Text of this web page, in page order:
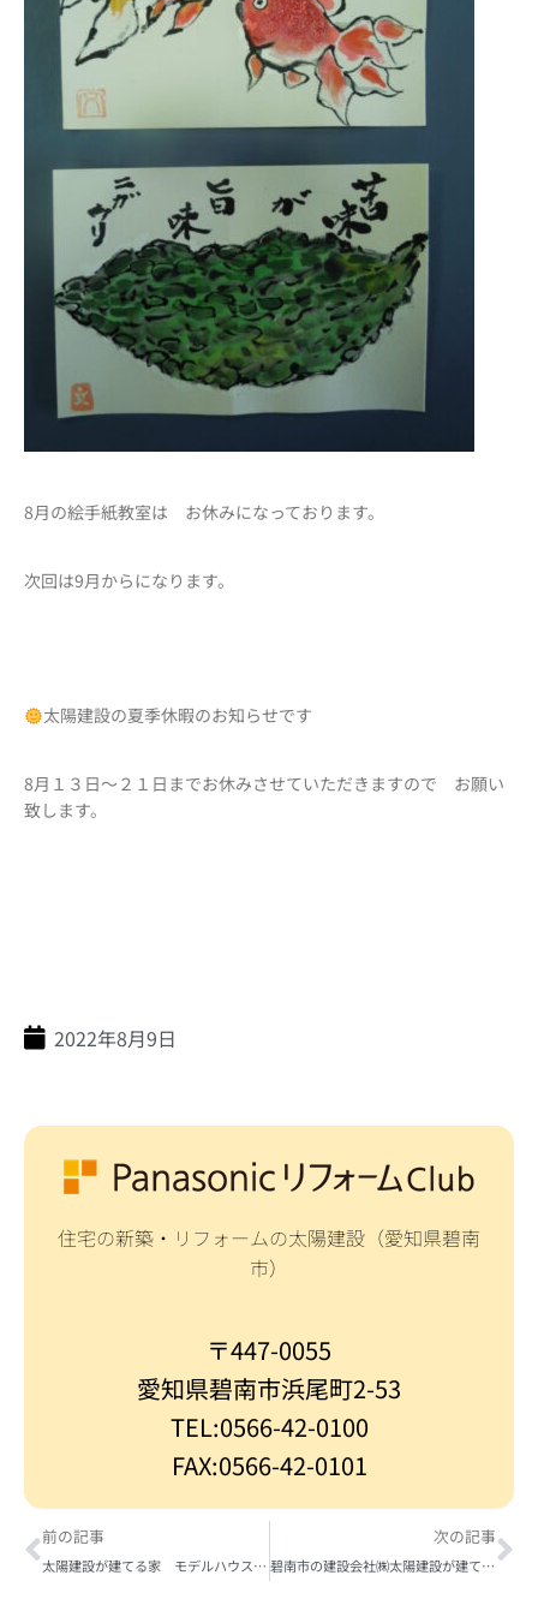
8月の絵手紙教室は お休みになっております。
次回は9月からになります。
太陽建設の夏季休暇のお知らせです
8月１３日～２１日までお休みさせていただきますので お願い
致します。
2022年8月9日
住宅の新築・リフォームの太陽建設（愛知県碧南
市）
〒447-0055
愛知県碧南市浜尾町2-53
TEL:0566-42-0100
FAX:0566-42-0101
前の記事
太陽建設が建てる家 モデルハウス建設中
次の記事
碧南市の建設会社㈱太陽建設が建てる家・建て方がありました